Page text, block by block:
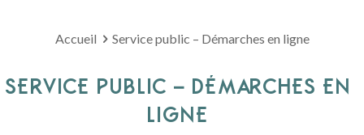
Accueil Service public – Démarches en ligne
SERVICE PUBLIC – DÉMARCHES EN
LIGNE